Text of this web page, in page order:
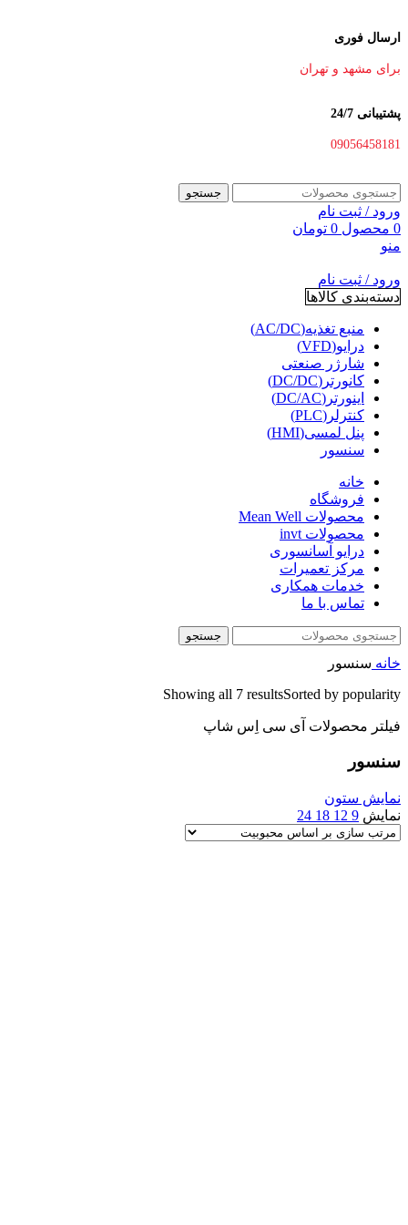
ارسال فوری
برای مشهد و تهران
پشتیبانی 24/7
09056458181
جستجو
ورود / ثبت نام
0 محصول 0 تومان
منو
ورود / ثبت نام
دسته‌بندی کالاها
منبع تغذیه(AC/DC)
درایو(VFD)
شارژر صنعتی
کانورتر(DC/DC)
اینورتر(DC/AC)
کنترلر(PLC)
پنل لمسی(HMI)
سنسور
خانه
فروشگاه
محصولات Mean Well
محصولات invt
درایو آسانسوری
مرکز تعمیرات
خدمات همکاری
تماس با ما
جستجو
خانه سنسور
Showing all 7 resultsSorted by popularity
فیلتر محصولات آی سی اِس شاپ
سنسور
نمایش ستون
نمایش 9
12
18
24